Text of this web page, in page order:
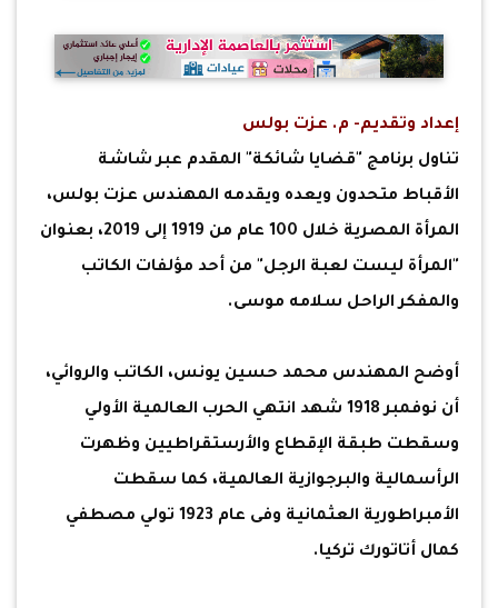
إعداد وتقديم- م. عزت بولس
تناول برنامج "قضايا شائكة" المقدم عبر شاشة
الأقباط متحدون ويعده ويقدمه المهندس عزت بولس،
المرأة المصرية خلال 100 عام من 1919 إلى 2019، بعنوان
"المرأة ليست لعبة الرجل" من أحد مؤلفات الكاتب
والمفكر الراحل سلامه موسى.
أوضح المهندس محمد حسين يونس، الكاتب والروائي،
أن نوفمبر 1918 شهد انتهي الحرب العالمية الأولي
وسقطت طبقة الإقطاع والأرستقراطيين وظهرت
الرأسمالية والبرجوازية العالمية، كما سقطت
الأمبراطورية العثمانية وفى عام 1923 تولي مصطفي
كمال أتاتورك تركيا.